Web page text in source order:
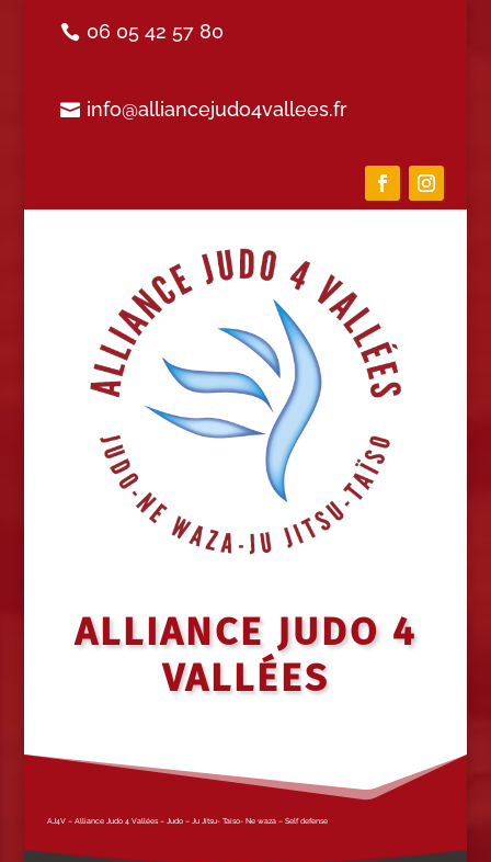
06 05 42 57 80
info@alliancejudo4vallees.fr
ALLIANCE JUDO 4
VALLÉES
AJ4V – Alliance Judo 4 Vallées – Judo – Ju Jitsu- Taiso- Ne waza – Self defense